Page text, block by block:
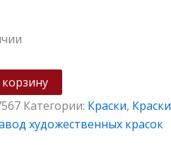
Категории: Краски, Краски
художественных красок